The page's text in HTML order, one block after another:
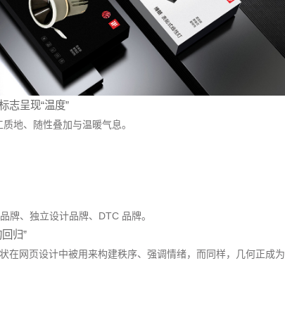
志呈现“温度”
地、随性叠加与温暖气息。
牌、独立设计品牌、DTC 品牌。
归”
在网页设计中被用来构建秩序、强调情绪，而同样，几何正成为